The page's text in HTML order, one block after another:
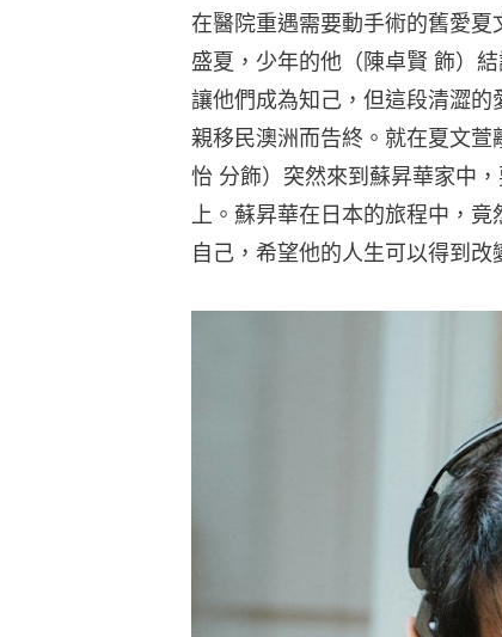
在醫院重遇需要動手術的舊愛
盛夏，少年的他（陳卓賢 飾）
讓他們成為知己，但這段清澀
親移民澳洲而告終。就在夏文
怡 分飾）突然來到蘇昇華家中
上。蘇昇華在日本的旅程中，
自己，希望他的人生可以得到